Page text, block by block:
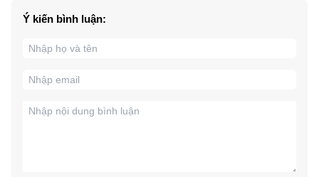
Ý kiến bình luận: